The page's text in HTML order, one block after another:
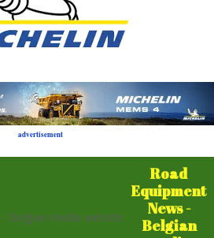
advertisement
Road
Equipment
News -
Belgian